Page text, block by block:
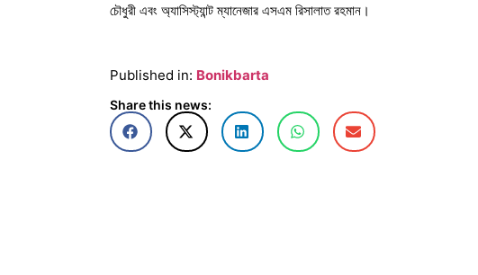
চৌধুরী এবং অ্যাসিস্ট্যান্ট ম্যানেজার এসএম রিসালাত রহমান।
Published in: Bonikbarta
Share this news: